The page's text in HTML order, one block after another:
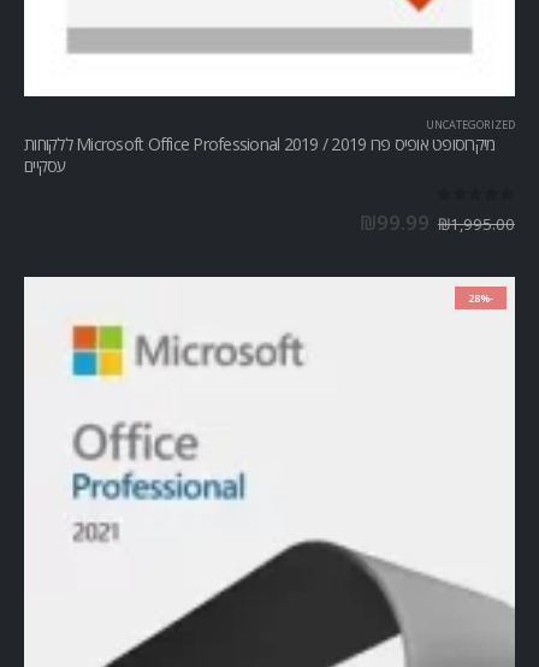
UNCATEGORIZED
מיקרוסופט אופיס פרו Microsoft Office Professional 2019 / 2019 ללקוחות
עסקיים
₪1,995.00
₪99.99
-28%